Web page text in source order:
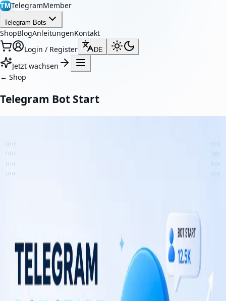
TMTelegramMember
Telegram Bots
ShopBlogAnleitungenKontakt
Login / Register
DE
Jetzt wachsen
← Shop
Telegram Bot Start
Erhöhen Sie die Nutzerzahl Ihres Telegram-Bots mit echten Starts.
Unser Service stärkt die soziale Glaubwürdigkeit, zieht mehr
Nutzer an und lässt Ihren Bot aktiver erscheinen.
TelegramMember
Telegram-Wachstumsdienste für Mitglieder, Aufrufe, Reaktionen
und nachhaltiges Kanalwachstum.
TM ist nicht mit Telegram Messenger LLP verbunden.